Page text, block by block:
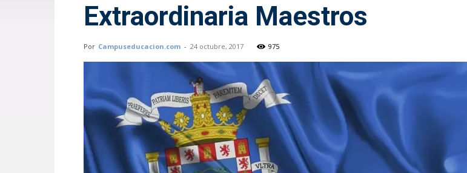
Extraordinaria Maestros
Por Campuseducacion.com - 24 octubre, 2017 975